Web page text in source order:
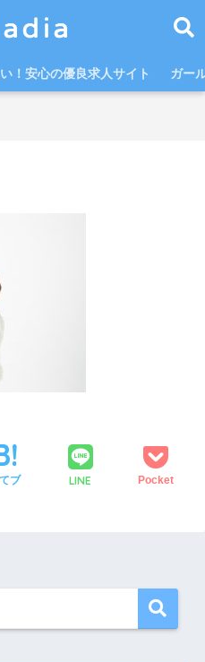
！安心の優良求人サイト ガー
ブ LINE Pocket